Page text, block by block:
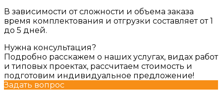
В зависимости от сложности и объема заказа
время комплектования и отгрузки составляет от 1
до 5 дней.
Нужна консультация?
Подробно расскажем о наших услугах, видах работ
и типовых проектах, рассчитаем стоимость и
подготовим индивидуальное предложение!
Задать вопрос